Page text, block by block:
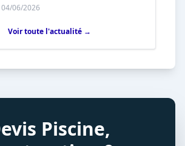
04/06/2026
Voir toute l'actualité →
Piscine,